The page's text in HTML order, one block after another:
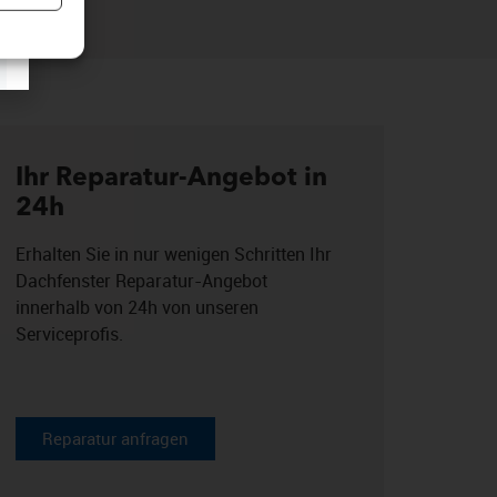
Ihr Reparatur-Angebot in
24h
Erhalten Sie in nur wenigen Schritten Ihr
Dachfenster Reparatur-Angebot
innerhalb von 24h von unseren
Serviceprofis.
Reparatur anfragen